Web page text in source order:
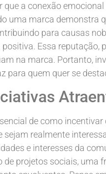
que a conexão
uma marca demonstra
para causas
Essa reputação,
na marca. Portanto,
para quem quer se
de como
realmente
e interesses da
de projetos sociais, uma